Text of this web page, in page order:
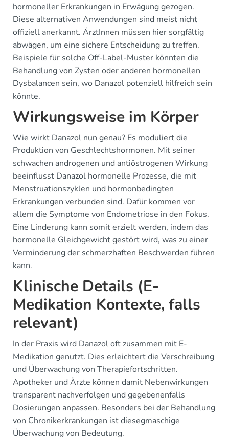
hormoneller Erkrankungen in Erwägung gezogen.
Diese alternativen Anwendungen sind meist nicht
offiziell anerkannt. ÄrztInnen müssen hier sorgfältig
abwägen, um eine sichere Entscheidung zu treffen.
Beispiele für solche Off-Label-Muster könnten die
Behandlung von Zysten oder anderen hormonellen
Dysbalancen sein, wo Danazol potenziell hilfreich sein
könnte.
Wirkungsweise im Körper
Wie wirkt Danazol nun genau? Es moduliert die
Produktion von Geschlechtshormonen. Mit seiner
schwachen androgenen und antiöstrogenen Wirkung
beeinflusst Danazol hormonelle Prozesse, die mit
Menstruationszyklen und hormonbedingten
Erkrankungen verbunden sind. Dafür kommen vor
allem die Symptome von Endometriose in den Fokus.
Eine Linderung kann somit erzielt werden, indem das
hormonelle Gleichgewicht gestört wird, was zu einer
Verminderung der schmerzhaften Beschwerden führen
kann.
Klinische Details (E-
Medikation Kontexte, falls
relevant)
In der Praxis wird Danazol oft zusammen mit E-
Medikation genutzt. Dies erleichtert die Verschreibung
und Überwachung von Therapiefortschritten.
Apotheker und Ärzte können damit Nebenwirkungen
transparent nachverfolgen und gegebenenfalls
Dosierungen anpassen. Besonders bei der Behandlung
von Chronikerkrankungen ist diesegmaschige
Überwachung von Bedeutung.